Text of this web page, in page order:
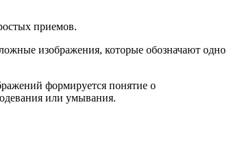
приемов.
изображения, которые обозначают одно
формируется понятие о
или умывания.